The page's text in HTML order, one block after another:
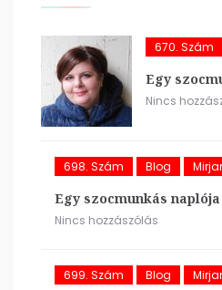
670. Szám
Egy
Nincs
698. Szám Blog
Egy szocmunkás
Nincs hozzászólás
699. Szám Blog